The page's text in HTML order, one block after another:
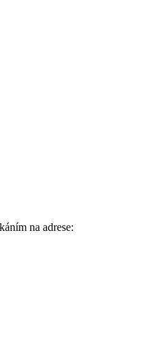
na adrese: